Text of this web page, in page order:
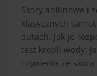
Skóry anilinowe i
klasycznych
autach. Jak je
test kropli wody.
czynienia ze